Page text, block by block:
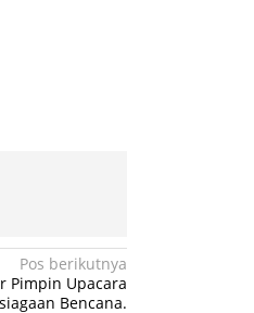
Pos berikutnya
Pimpin Upacara
Bencana.